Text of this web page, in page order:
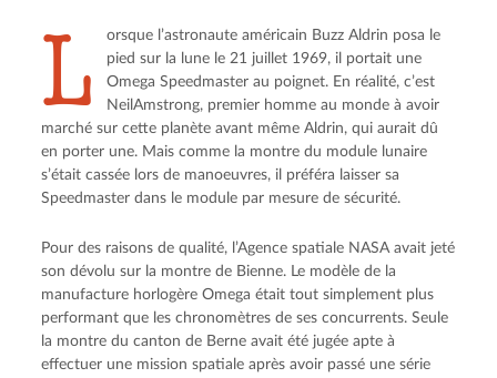
L
orsque l’astronaute américain Buzz Aldrin posa le
pied sur la lune le 21 juillet 1969, il portait une
Omega Speedmaster au poignet. En réalité, c’est
NeilAmstrong, premier homme au monde à avoir
marché sur cette planète avant même Aldrin, qui aurait dû
en porter une. Mais comme la montre du module lunaire
s’était cassée lors de manoeuvres, il préféra laisser sa
Speedmaster dans le module par mesure de sécurité.
Pour des raisons de qualité, l’Agence spatiale NASA avait jeté
son dévolu sur la montre de Bienne. Le modèle de la
manufacture horlogère Omega était tout simplement plus
performant que les chronomètres de ses concurrents. Seule
la montre du canton de Berne avait été jugée apte à
effectuer une mission spatiale après avoir passé une série